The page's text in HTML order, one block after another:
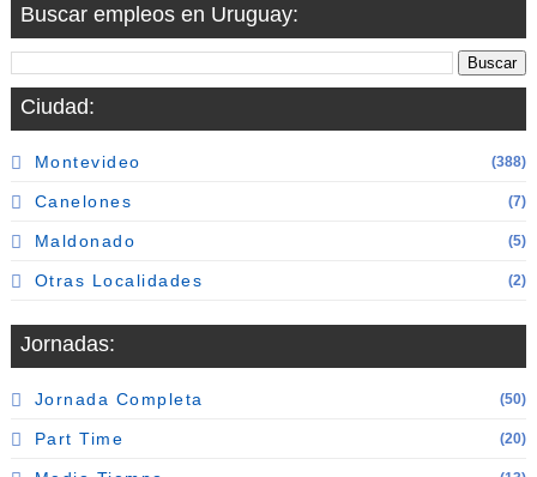
Buscar empleos en Uruguay:
Ciudad:
Montevideo (388)
Canelones (7)
Maldonado (5)
Otras Localidades (2)
Jornadas:
Jornada Completa (50)
Part Time (20)